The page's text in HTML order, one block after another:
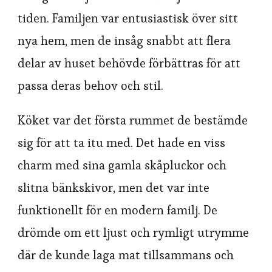
tiden. Familjen var entusiastisk över sitt
nya hem, men de insåg snabbt att flera
delar av huset behövde förbättras för att
passa deras behov och stil.
Köket var det första rummet de bestämde
sig för att ta itu med. Det hade en viss
charm med sina gamla skåpluckor och
slitna bänkskivor, men det var inte
funktionellt för en modern familj. De
drömde om ett ljust och rymligt utrymme
där de kunde laga mat tillsammans och